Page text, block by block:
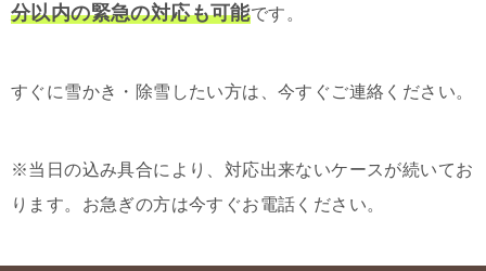
分以内の緊急の対応も可能です。
すぐに雪かき・除雪したい方は、今すぐご連絡ください。
※当日の込み具合により、対応出来ないケースが続いてお
ります。お急ぎの方は今すぐお電話ください。